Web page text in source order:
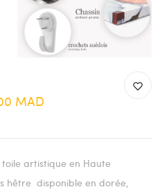
MAD
artistique en Haute
hêtre disponible en dorée,